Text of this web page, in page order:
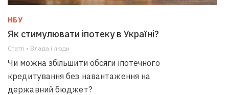
НБУ
Як стимулювати іпотеку в Україні?
Статті • Влада i люди
Чи можна збільшити обсяги іпотечного
кредитування без навантаження на
державний бюджет?